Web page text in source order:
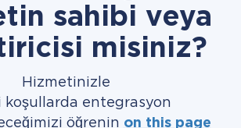
sahibi veya
misiniz?
Hizmetinizle
koşullarda entegrasyon
öğrenin on this page